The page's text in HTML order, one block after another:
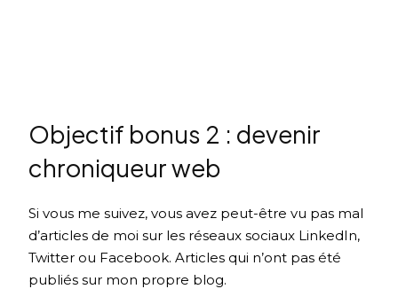
Objectif bonus 2 : devenir
chroniqueur web
Si vous me suivez, vous avez peut-être vu pas mal
d’articles de moi sur les réseaux sociaux LinkedIn,
Twitter ou Facebook. Articles qui n’ont pas été
publiés sur mon propre blog.